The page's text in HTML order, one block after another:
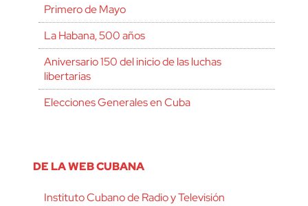
Primero de Mayo
La Habana, 500 años
Aniversario 150 del inicio de las luchas
libertarias
Elecciones Generales en Cuba
DE LA WEB CUBANA
Instituto Cubano de Radio y Televisión